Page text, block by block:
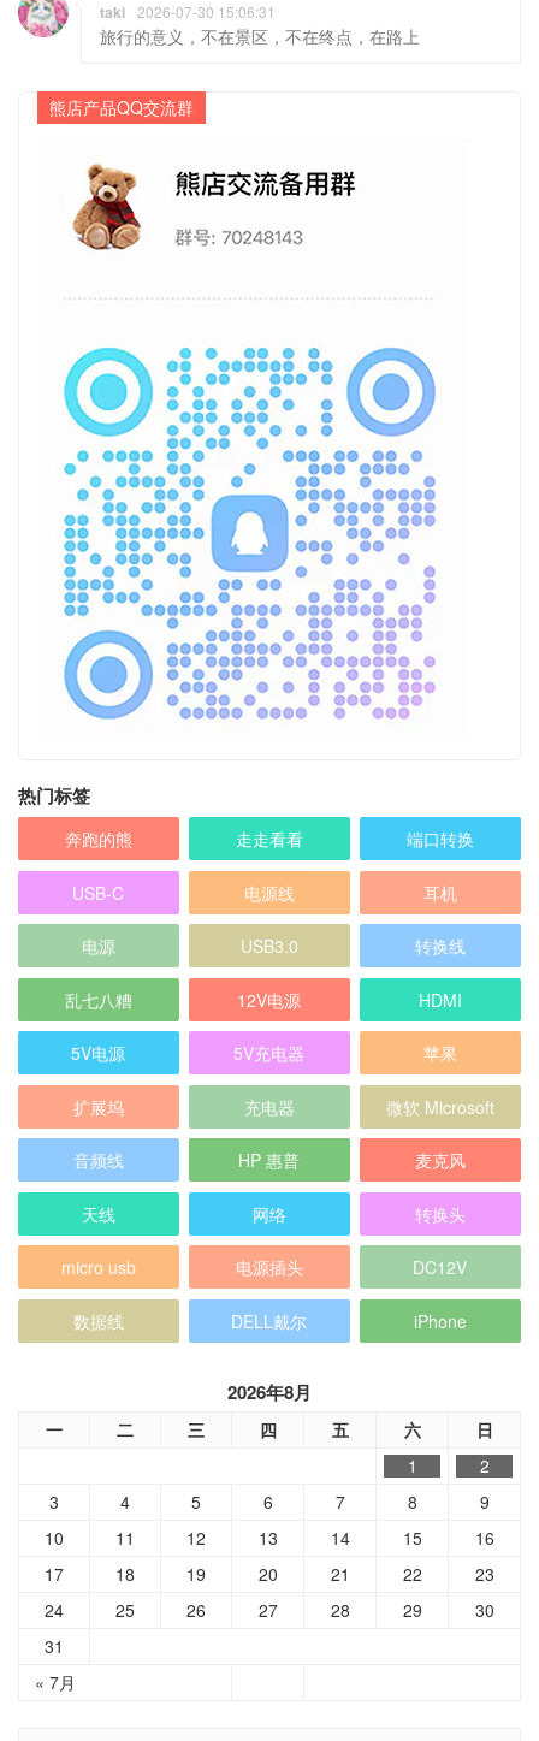
taki 2026-07-30 15:06:31
旅行的意义，不在景区，不在终点，在路上
熊店产品QQ交流群
热门标签
奔跑的熊 走走看看 端口转换
USB-C 电源线 耳机
电源 USB3.0 转换线
乱七八糟 12V电源 HDMI
5V电源 5V充电器 苹果
扩展坞 充电器 微软 Microsoft
音频线 HP 惠普 麦克风
天线 网络 转换头
micro usb 电源插头 DC12V
数据线 DELL戴尔 iPhone
2026年8月
一 二 三 四 五 六 日
« 7月
1
2
3
4 5 6 7 8
9
10
11 12 13 14 15
16
17
18 19 20 21 22
23
24
25 26 27 28 29
30
31